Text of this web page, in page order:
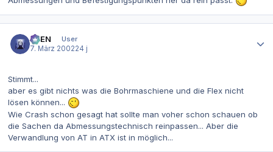
AVEN
User
7. März 200224 j
Stimmt...
aber es gibt nichts was die Bohrmaschiene und die Flex nicht
lösen können...
Wie Crash schon gesagt hat sollte man voher schon schauen ob
die Sachen da Abmessungstechnisch reinpassen... Aber die
Verwandlung von AT in ATX ist in möglich...